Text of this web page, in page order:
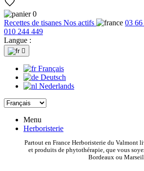
0
Recettes de tisanes Nos actifs
03
010 244 449
Langue :

Français
Deutsch
Nederlands
Menu
Herboristerie
Partout en France Herboristerie du Valmont
et produits de phytothérapie, que vous
Bordeaux ou